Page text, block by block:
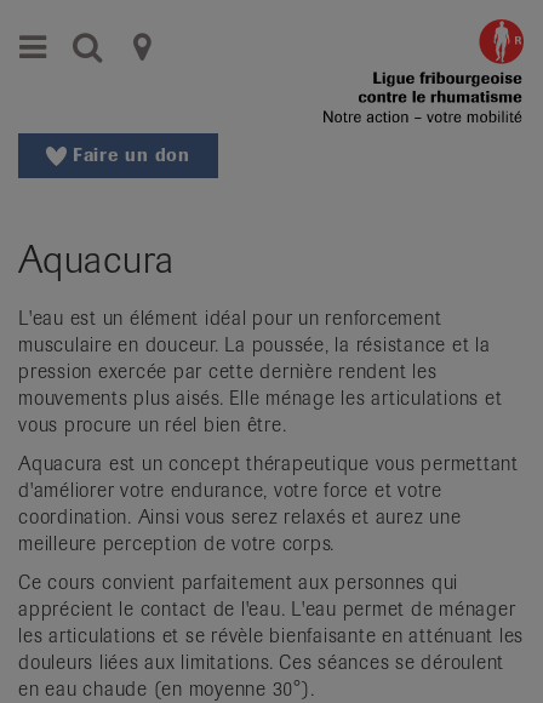
vers
au
Aller
Changer
région
Changer
de
langue:
de
Faire un don
Aquacura
L'eau est un élément idéal pour un renforcement
musculaire en douceur. La poussée, la résistance et la
pression exercée par cette dernière rendent les
mouvements plus aisés. Elle ménage les articulations et
vous procure un réel bien être.
Aquacura est un concept thérapeutique vous permettant
d'améliorer votre endurance, votre force et votre
coordination. Ainsi vous serez relaxés et aurez une
meilleure perception de votre corps.
Ce cours convient parfaitement aux personnes qui
apprécient le contact de l'eau. L'eau permet de ménager
les articulations et se révèle bienfaisante en atténuant les
douleurs liées aux limitations. Ces séances se déroulent
en eau chaude (en moyenne 30°).
Menu Recherche
Ligues
contre
le
|
Organisations
nationales
de
patients